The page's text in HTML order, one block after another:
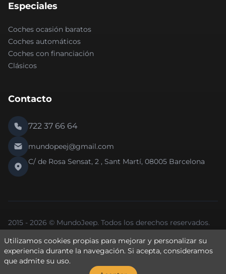
Especiales
Coches ocasión baratos
Coches automáticos
Coches con financiación
Clásicos
Contacto
722 37 66 64
mundopeej@gmail.com
C/ de Rosa Sensat, 2 , Sant Martí, 08005 Barcelona
2015 - 2026 © MundoJeep. Todos los derechos reservados.
Política de PrivacidadPolítica de CookiesAviso Legal
Utilizamos cookies propias para mejorar y personalizar su
experiencia durante la navegación. Si acepta, consideramos
que admite su uso.